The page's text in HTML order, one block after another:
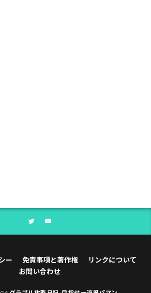
ー 免責事項と著作権
リンクについて
お問い合わせ